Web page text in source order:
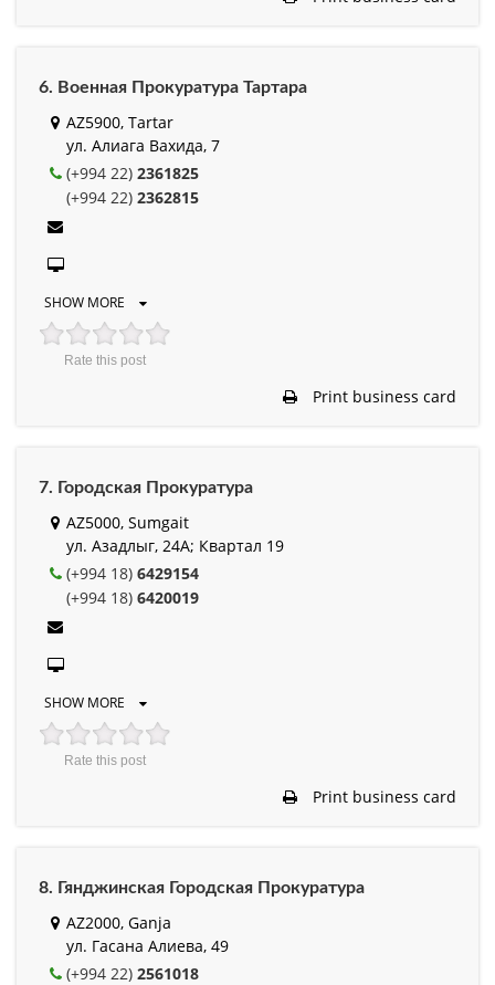
6. Военная Прокуратура Тартара
AZ5900, Tartar
ул. Алиага Вахида, 7
(+994 22) 2361825
(+994 22) 2362815
SHOW MORE
Rate this post
Print business card
7. Городская Прокуратура
AZ5000, Sumgait
ул. Азадлыг, 24А; Квартал 19
(+994 18) 6429154
(+994 18) 6420019
SHOW MORE
Rate this post
Print business card
8. Гянджинская Городская Прокуратура
AZ2000, Ganja
ул. Гасана Алиева, 49
(+994 22) 2561018